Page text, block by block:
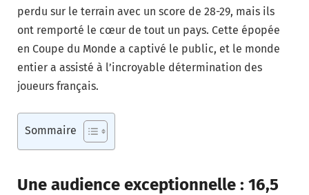
perdu sur le terrain avec un score de 28-29, mais ils
ont remporté le cœur de tout un pays. Cette épopée
en Coupe du Monde a captivé le public, et le monde
entier a assisté à l’incroyable détermination des
joueurs français.
Sommaire
Une audience exceptionnelle : 16,5